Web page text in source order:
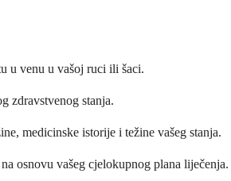
u venu u vašoj ruci ili šaci.
zdravstvenog stanja.
medicinske istorije i težine vašeg stanja.
osnovu vašeg cjelokupnog plana liječenja.